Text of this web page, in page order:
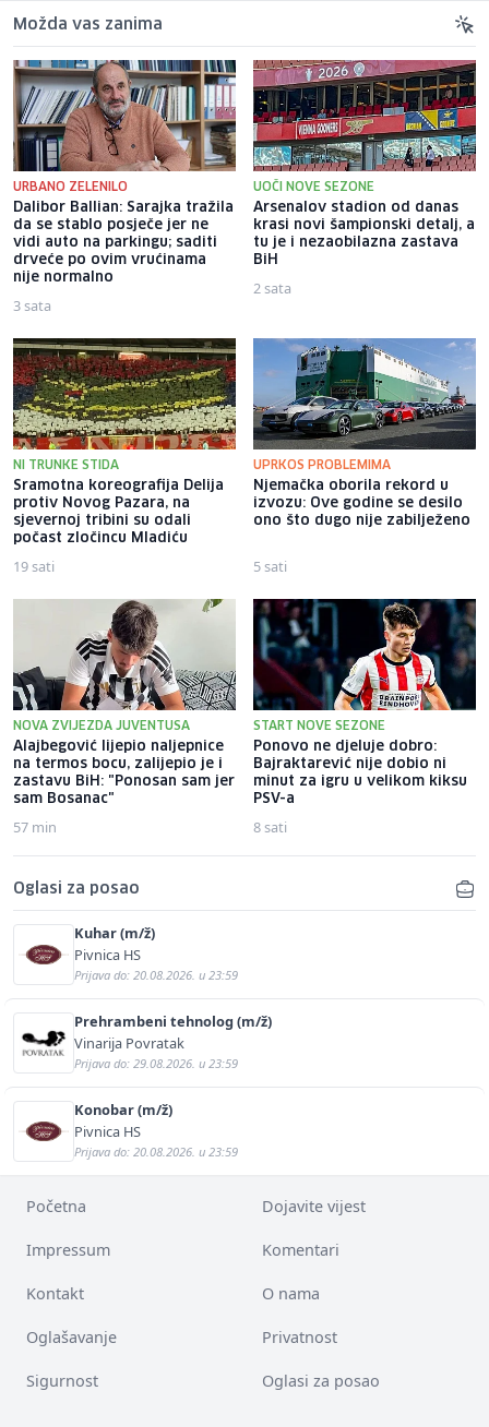
Možda vas zanima
URBANO ZELENILO
Dalibor Ballian: Sarajka tražila
da se stablo posječe jer ne
vidi auto na parkingu; saditi
drveće po ovim vrućinama
nije normalno
3 sata
UOČI NOVE SEZONE
Arsenalov stadion od danas
krasi novi šampionski detalj, a
tu je i nezaobilazna zastava
BiH
2 sata
NI TRUNKE STIDA
Sramotna koreografija Delija
protiv Novog Pazara, na
sjevernoj tribini su odali
počast zločincu Mladiću
19 sati
UPRKOS PROBLEMIMA
Njemačka oborila rekord u
izvozu: Ove godine se desilo
ono što dugo nije zabilježeno
5 sati
NOVA ZVIJEZDA JUVENTUSA
Alajbegović lijepio naljepnice
na termos bocu, zalijepio je i
zastavu BiH: "Ponosan sam jer
sam Bosanac"
57 min
START NOVE SEZONE
Ponovo ne djeluje dobro:
Bajraktarević nije dobio ni
minut za igru u velikom kiksu
PSV-a
8 sati
Oglasi za posao
Kuhar (m/ž)
Pivnica HS
Prijava do: 20.08.2026. u 23:59
Prehrambeni tehnolog (m/ž)
Vinarija Povratak
Prijava do: 29.08.2026. u 23:59
Konobar (m/ž)
Pivnica HS
Prijava do: 20.08.2026. u 23:59
Početna Dojavite vijest
Impressum Komentari
Kontakt O nama
Oglašavanje Privatnost
Sigurnost Oglasi za posao